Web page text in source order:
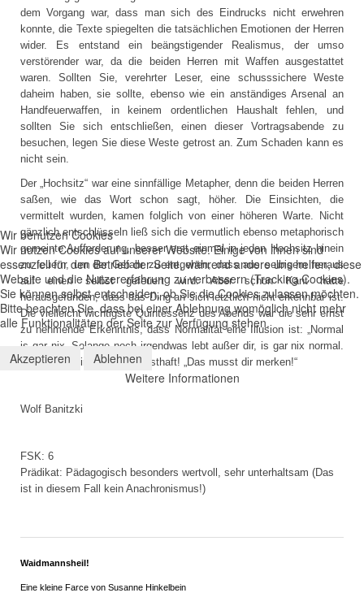
dem Vorgang war, dass man sich des Eindrucks nicht erwehren
konnte, die Texte spiegelten die tatsächlichen Emotionen der Herren
wider. Es entstand ein beängstigender Realismus, der umso
verstörender war, da die beiden Herren mit Waffen ausgestattet
waren. Sollten Sie, verehrter Leser, eine schusssichere Weste
daheim haben, sie sollte, ebenso wie ein anständiges Arsenal an
Handfeuerwaffen, in keinem ordentlichen Haushalt fehlen, und
sollten Sie sich entschließen, einen dieser Vortragsabende zu
besuchen, legen Sie diese Weste getrost an. Zum Schaden kann es
nicht sein.
Der „Hochsitz“ war eine sinnfällige Metapher, denn die beiden Herren
saßen, wie das Wort schon sagt, höher. Die Einsichten, die
vermittelt wurden, kamen folglich von einer höheren Warte. Nicht
gänzlich entschlüsseln ließ sich die vermutlich ebenso metaphorisch
gemeinte Aufforderung, besser erst einmal in jeden Hochsitz hinein
zu feuern, um der Gefahr zu entgehen, dass aus selbigem heraus
auf einen selbst gefeuert wird. Aber schon Kant hatte
herausgefunden, dass das Ding an sich letztlich nicht erkennbar ist.
Die vielleicht wichtigste Quintessenz des Abends war die sehr ernst
zu nehmende Erkenntnis, dass Normalität eine Illusion ist: „Normal
is gar nix. Solange noch irgendwas lebt außer dir, is gar nix normal.
Das musst dir merken!“ Ernsthaft! „Das musst dir merken!“
Wolf Banitzki
FSK: 6
Prädikat: Pädagogisch besonders wertvoll, sehr unterhaltsam (Das
ist in diesem Fall kein Anachronismus!)
Waidmannsheil!
Eine kleine Farce von Susanne Hinkelbein
Wir benutzen Cookies
Wir nutzen Cookies auf unserer Website. Einige von ihnen sind
essenziell für den Betrieb der Seite, während andere uns helfen, diese
Website und die Nutzererfahrung zu verbessern (Tracking Cookies).
Sie können selbst entscheiden, ob Sie die Cookies zulassen möchten.
Bitte beachten Sie, dass bei einer Ablehnung womöglich nicht mehr
alle Funktionalitäten der Seite zur Verfügung stehen.
Akzeptieren
Ablehnen
Weitere Informationen